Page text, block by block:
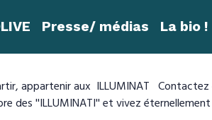
Presse/ médias La bio !
appartenir aux ILLUMINAT
des ''ILLUMINATI'' et vivez